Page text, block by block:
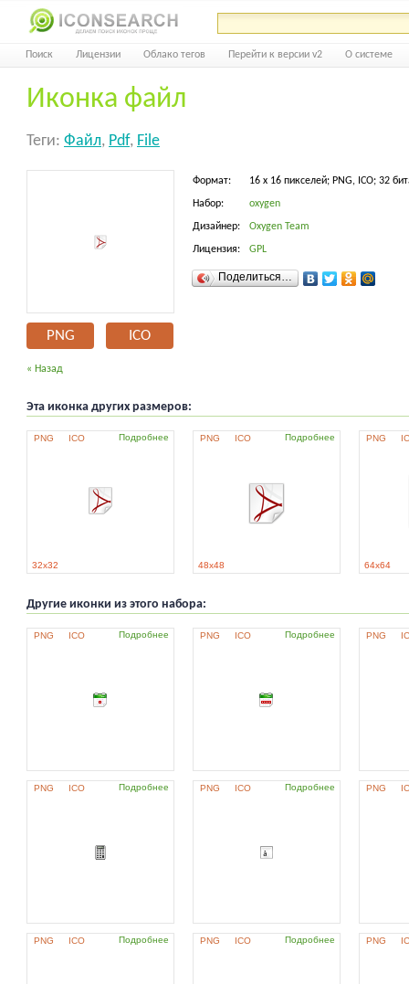
Поиск Лицензии Облако тегов Перейти к версии v2 О системе
Иконка файл
Теги: Файл, Pdf, File
PNG ICO
Формат: 16 x 16 пикселей; PNG, ICO; 32
Набор: oxygen
Дизайнер: Oxygen Team
Лицензия: GPL
Поделиться…
« Назад
Эта иконка других размеров:
PNG ICO Подробнее
32x32
PNG ICO Подробнее
48x48
PNG
64x64
Другие иконки из этого набора:
PNG ICO Подробнее PNG ICO Подробнее PNG
PNG ICO Подробнее PNG ICO Подробнее PNG
PNG ICO Подробнее PNG ICO Подробнее PNG